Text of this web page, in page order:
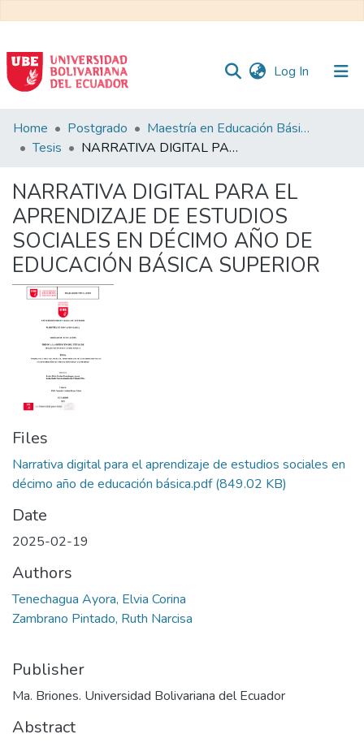
Log In (current)
Communities
&
All of DSpace
Statistics
Home Postgrado
Maestría en Educación Básica
Tesis
NARRATIVA DIGITAL PARA EL APRENDIZAJE DE ESTUDIOS SOCIALES EN DÉCIMO AÑO DE EDUCACIÓN BÁSICA SUPERIOR
NARRATIVA DIGITAL PARA EL
APRENDIZAJE DE ESTUDIOS
SOCIALES EN DÉCIMO AÑO DE
EDUCACIÓN BÁSICA SUPERIOR
Files
Narrativa digital para el aprendizaje de estudios sociales en
décimo año de educación básica.pdf(849.02 KB)
Date
2025-02-19
Authors
Tenechagua Ayora, Elvia Corina
Zambrano Pintado, Ruth Narcisa
Publisher
Ma. Briones. Universidad Bolivariana del Ecuador
Abstract